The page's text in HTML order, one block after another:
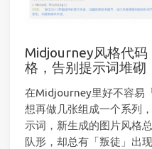
Midjourney风格代
格，告别提示词堆砌
在Midjourney里好不容易
想再做几张组成一个系列
示词，新生成的图片风格
队形，却总有「叛徒」出